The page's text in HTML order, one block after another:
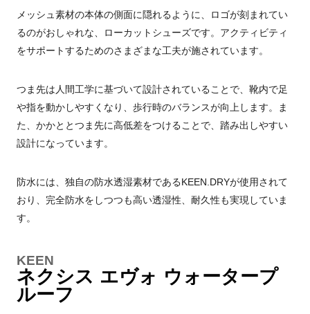
メッシュ素材の本体の側面に隠れるように、ロゴが刻まれてい
るのがおしゃれな、ローカットシューズです。アクティビティ
をサポートするためのさまざまな工夫が施されています。
つま先は人間工学に基づいて設計されていることで、靴内で足
や指を動かしやすくなり、歩行時のバランスが向上します。ま
た、かかととつま先に高低差をつけることで、踏み出しやすい
設計になっています。
防水には、独自の防水透湿素材であるKEEN.DRYが使用されて
おり、完全防水をしつつも高い透湿性、耐久性も実現していま
す。
KEEN
ネクシス エヴォ ウォータープ
ルーフ